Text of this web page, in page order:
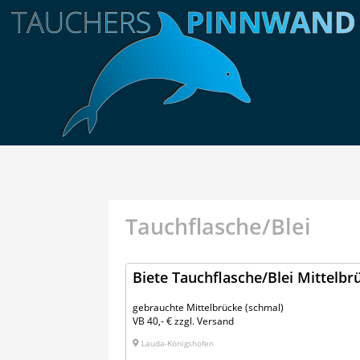
Tauchflasche/Blei
Biete Tauchflasche/Blei
gebrauchte Mittelbrücke (schmal)
VB 40,- € zzgl. Versand
Lauda-Königshofen